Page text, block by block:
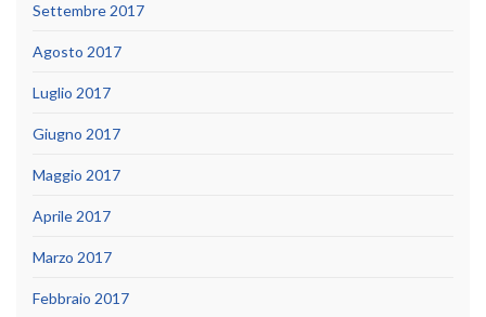
Settembre 2017
Agosto 2017
Luglio 2017
Giugno 2017
Maggio 2017
Aprile 2017
Marzo 2017
Febbraio 2017